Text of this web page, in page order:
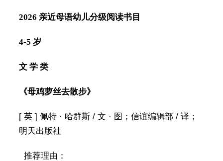
2026 亲近母语幼儿分级阅读书目
4-5 岁
文 学 类
《母鸡萝丝去散步》
[ 英 ] 佩特 · 哈群斯 / 文 · 图；信谊编辑部 / 译；
明天出版社
推荐理由：